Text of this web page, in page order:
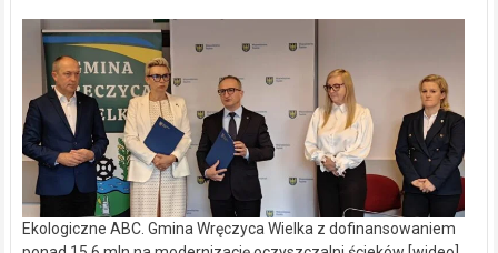
Ekologiczne ABC. Gmina Wręczyca Wielka z dofinansowaniem